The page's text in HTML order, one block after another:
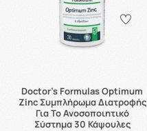
Doctor's Formulas Optimum
Zinc Συμπλήρωμα Διατροφής
Για Το Ανοσοποιητικό
Σύστημα 30 Κάψουλες